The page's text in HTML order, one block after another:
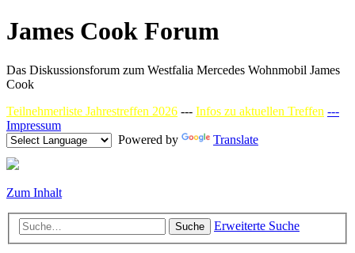
James Cook Forum
Das Diskussionsforum zum Westfalia Mercedes Wohnmobil James
Cook
Teilnehmerliste Jahrestreffen 2026 --- Infos zu aktuellen Treffen ---
Impressum
Powered by
Translate
Zum Inhalt
Suche Erweiterte Suche